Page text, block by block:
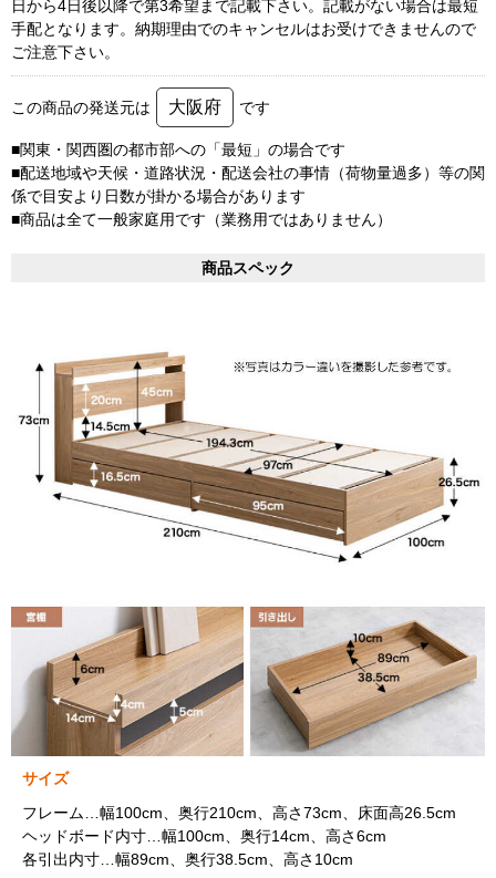
日から4日後以降で第3希望まで記載下さい。記載がない場合は最短
手配となります。納期理由でのキャンセルはお受けできませんので
ご注意下さい。
この商品の発送元は 大阪府 です
■関東・関西圏の都市部への「最短」の場合です
■配送地域や天候・道路状況・配送会社の事情（荷物量過多）等の関
係で目安より日数が掛かる場合があります
■商品は全て一般家庭用です（業務用ではありません）
商品スペック
サイズ
フレーム…幅100cm、奥行210cm、高さ73cm、床面高26.5cm
ヘッドボード内寸…幅100cm、奥行14cm、高さ6cm
各引出内寸…幅89cm、奥行38.5cm、高さ10cm